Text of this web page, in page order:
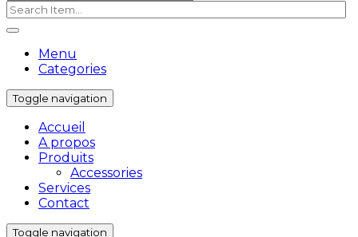
Menu
Categories
Toggle navigation
Accueil
A propos
Produits
Accessories
Services
Contact
Toggle navigation